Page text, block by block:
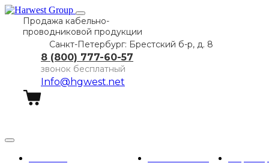
Продажа кабельно-
проводниковой продукции
Санкт-Петербург: Брестский б-р, д. 8
8 (800) 777-60-57
звонок бесплатный
Info@hgwest.net